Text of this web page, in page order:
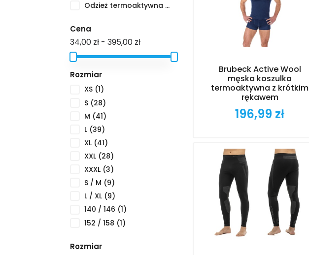
Odzież termoaktywna wiosenno-letnia męska
Cena
34,00 zł - 395,00 zł
Rozmiar
XS (1)
S (28)
M (41)
L (39)
XL (41)
XXL (28)
XXXL (3)
S / M (9)
L / XL (9)
140 / 146 (1)
152 / 158 (1)
Rozmiar
Brubeck Active Wool
męska koszulka
termoaktywna z krótkim
rękawem
Cena
196,99 zł